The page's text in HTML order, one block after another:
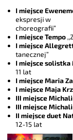
I miejsce
ekspresji w
choreografii”
I miejsce Tempo
I miejsce
tanecznej”
I miejsce
11 lat
I miejsce Maria
I miejsce Maja
III miejsce
III miejsce
II miejsce duet
12-15 lat